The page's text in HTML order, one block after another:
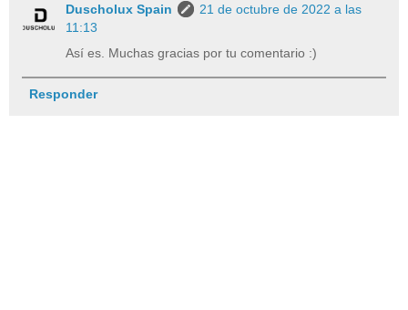
Duscholux Spain
21 de octubre de 2022 a las
11:13
Así es. Muchas gracias por tu comentario :)
Responder